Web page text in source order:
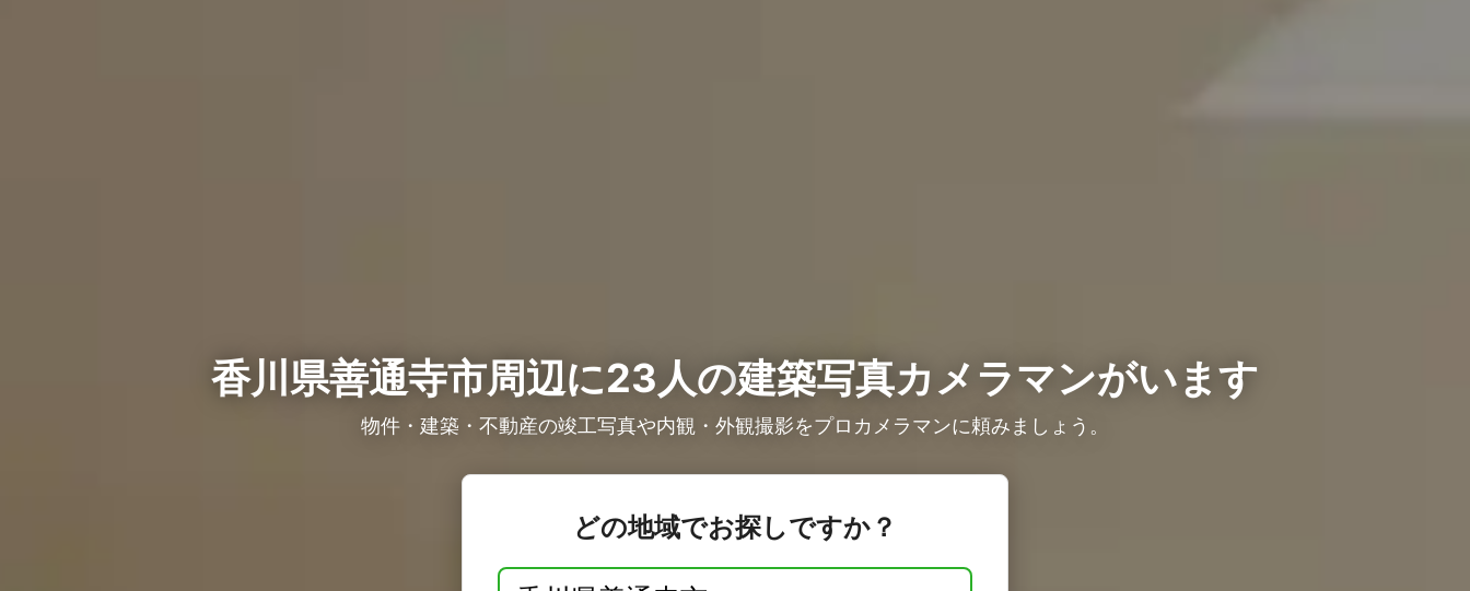
香川県善通寺市周辺に23人の建築写真カメラマンがいます
物件・建築・不動産の竣工写真や内観・外観撮影をプロカメラマンに頼みましょう。
どの地域でお探しですか？